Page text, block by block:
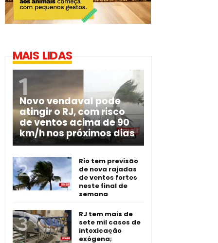
MAIS LIDAS
Novo vendaval pode
atingir o RJ, com risco
de ventos acima de 90
km/h nos próximos dias
Rio tem previsão
de nova rajadas
de ventos fortes
neste final de
semana
RJ tem mais de
sete mil casos de
intoxicação
exógena;